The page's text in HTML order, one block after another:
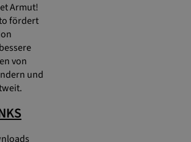
Armut!
fördert
von
und